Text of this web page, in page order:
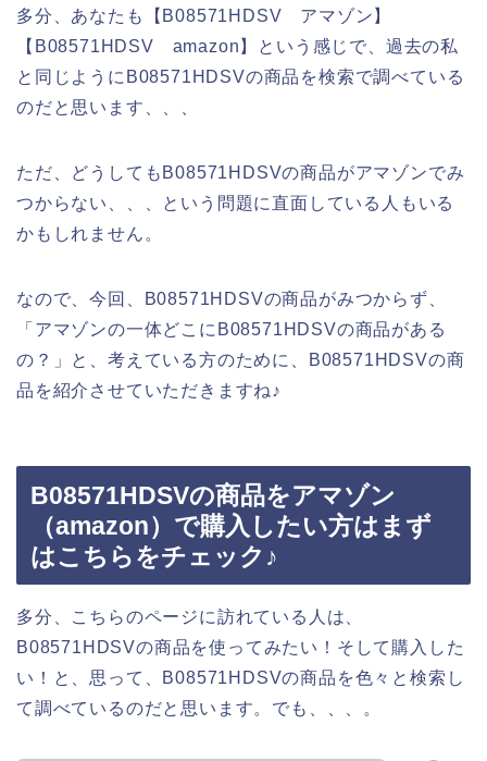
多分、あなたも【B08571HDSV アマゾン】
【B08571HDSV amazon】という感じで、過去の私
と同じようにB08571HDSVの商品を検索で調べている
のだと思います、、、
ただ、どうしてもB08571HDSVの商品がアマゾンでみ
つからない、、、という問題に直面している人もいる
かもしれません。
なので、今回、B08571HDSVの商品がみつからず、
「アマゾンの一体どこにB08571HDSVの商品がある
の？」と、考えている方のために、B08571HDSVの商
品を紹介させていただきますね♪
B08571HDSVの商品をアマゾン
（amazon）で購入したい方はまず
はこちらをチェック♪
多分、こちらのページに訪れている人は、
B08571HDSVの商品を使ってみたい！そして購入した
い！と、思って、B08571HDSVの商品を色々と検索し
て調べているのだと思います。でも、、、。